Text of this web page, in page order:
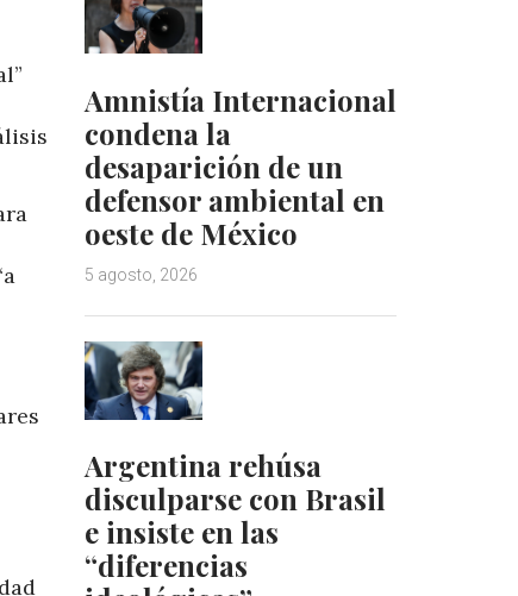
Amnistía Internacional
condena la
desaparición de un
defensor ambiental en
oeste de México
5 agosto, 2026
Argentina rehúsa
disculparse con Brasil
e insiste en las
“diferencias